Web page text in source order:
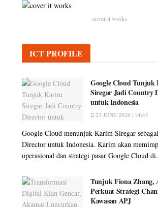
cover it works
ICT PROFILE
Google Cloud
Siregar Jadi Country
untuk Indonesia
23 JUNE 2026 | 14:43
Google Cloud menunjuk Karim Siregar
Director untuk Indonesia. Karim akan
operasional dan strategi pasar Google Cloud
Tunjuk Fiona Zhang,
Perkuat Strategi
Kawasan APJ